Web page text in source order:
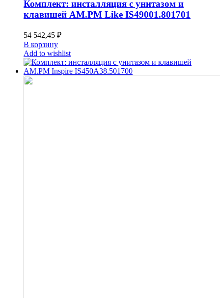
Комплект: инсталляция с унитазом и
клавишей AM.PM Like IS49001.801701
54 542,45 ₽
В корзину
Add to wishlist